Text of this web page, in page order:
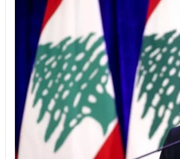
دور" أرجأت احتفالها الأحد إلى موعد لاحق
تُثير الجدل وتُغضب الجمهور (فيديو)
زفافا في الرياض والجمهور غاضب (فيديو)
تستمتع بالأجواء الصيفية في دبي (صور)